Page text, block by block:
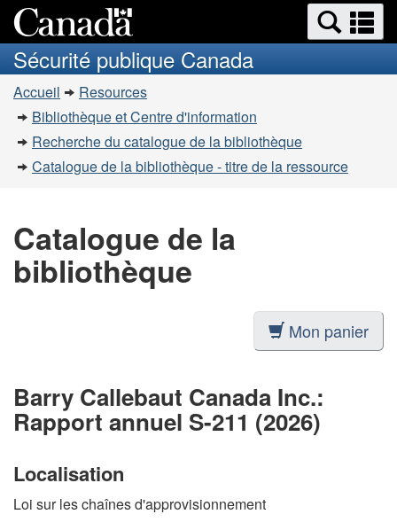
au
contenu
à
la
simplifiée
Recherche
et
menus
et
Sécurité publique Canada
Vous
êtes
ici
Accueil
Resources
Bibliothèque et Centre d'information
Recherche du catalogue de la bibliothèque
Catalogue de la bibliothèque - titre de la ressource
Catalogue de la
bibliothèque
Mon panier
Barry Callebaut Canada Inc.:
Rapport annuel S-211 (2026)
Localisation
Loi sur les chaînes d'approvisionnement